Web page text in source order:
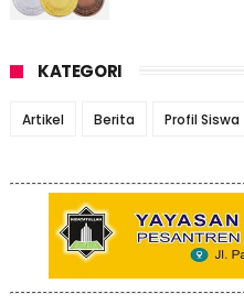
KATEGORI
Artikel Berita Profil Siswa